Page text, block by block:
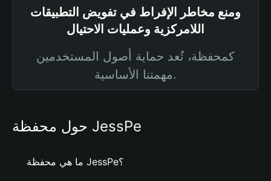
ومنع مخاطر الإفراط في تفويض التطبيقات
اللامركزية وعمليات الاحتيال
كمحفظة، تُعد حماية أصول المستخدمين
مهمتنا الأساسية.
حول محفظة JessPe
ما هي محفظة JessPe؟